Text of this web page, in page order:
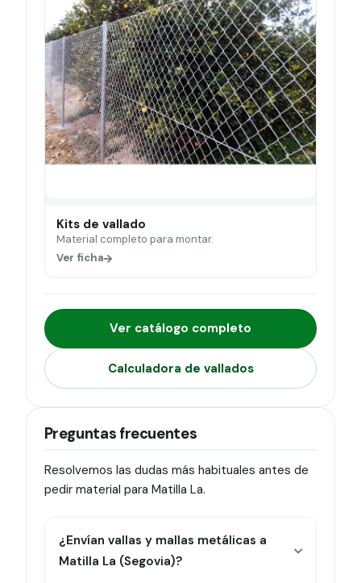
Kits de vallado
Material completo para montar.
Ver ficha
Ver catálogo completo
Calculadora de vallados
Preguntas frecuentes
Resolvemos las dudas más habituales antes de
pedir material para Matilla La.
¿Envían vallas y mallas metálicas a
Matilla La (Segovia)?